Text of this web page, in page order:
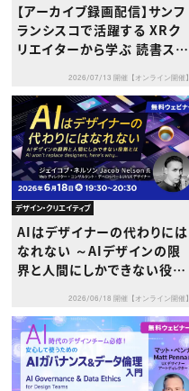
【アーカイブ録画配信】サンフ
ランシスコで活躍する XRク
リエイターから学ぶ 読書スキ
2026/07/13 開催【オンライン開催】
デザイン・クリエイティブ
AIはデザイナーの代わりには
なれない ～AIデザインの限
界と人間にしかできない役割
2026/06/18 開催【オンライン開催】